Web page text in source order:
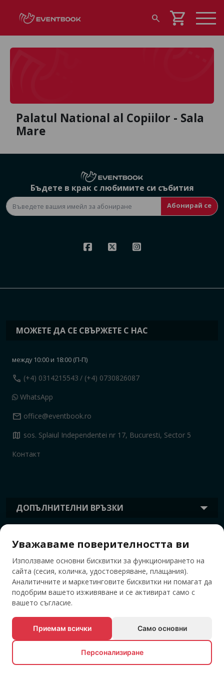
search shopping_cart
Palatul National al Copiilor - Sala
Mare
Бъдете в крак с любимите си събития
Абонирай се
ДОПЪЛНИТЕЛНИ ВРЪЗКИ
ИНФОРМАЦИЯ
МОЖЕТЕ ДА СЕ СВЪРЖЕТЕ С НАС
между 10:00 и 18:00 (П-П)
call (+4) 0314215543 / (+4) 0730826087
WhatsApp
mail office@eventbook.ro
map sos. Splaiul Independentei nr 17, Bucuresti, Sector 5
Контакт
ТАГОВЕ
Уважаваме поверителността ви
Използваме основни бисквитки за функционирането на
сайта (сесия, количка, удостоверяване, плащания).
Аналитичните и маркетинговите бисквитки ни помагат да
подобрим вашето изживяване и се активират само с
вашето съгласие.
Приемам всички Само основни
Персонализиране